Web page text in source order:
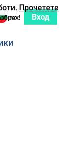
Прочетете
Вход